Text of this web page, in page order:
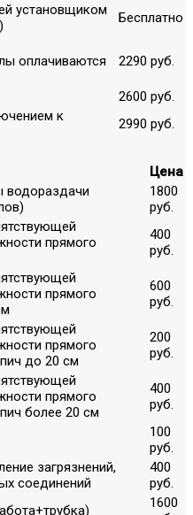
установщиком
Бесплатно
оплачиваются
2290 руб.
2600 руб.
к
2990 руб.
Цена
водораздачи
1800
руб.
прямого
400
руб.
прямого
600
руб.
прямого
до 20 см
200
руб.
прямого
более 20 см
400
руб.
100
руб.
загрязнений,
соединений
400
руб.
1600